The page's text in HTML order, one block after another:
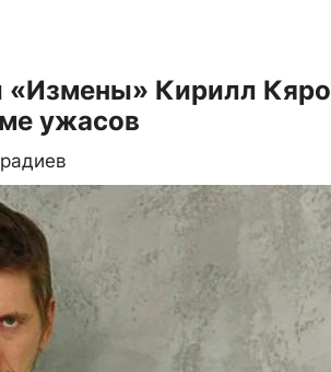
«Измены» Кирилл Кяро
ужасов